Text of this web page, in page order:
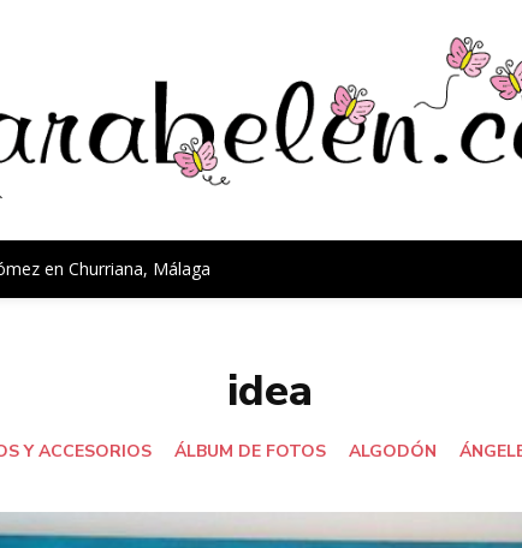
en Churriana, Málaga
idea
Y ACCESORIOS ÁLBUM DE FOTOS ALGODÓN